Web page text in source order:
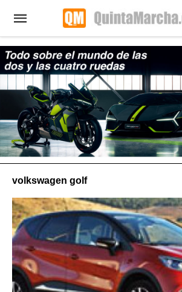
volkswagen golf